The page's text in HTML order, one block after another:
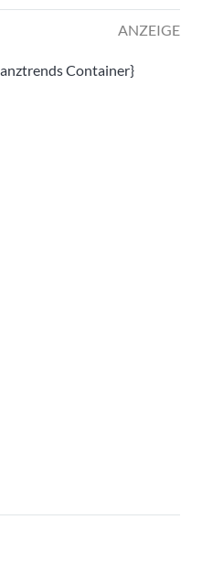
ANZEIGE
Container}